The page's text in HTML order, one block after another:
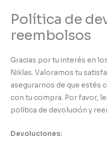
Política de
reembolsos
Gracias por tu interés en
Niklas. Valoramos tu
asegurarnos de que estés
con tu compra. Por favor,
política de devolución y
Devoluciones: